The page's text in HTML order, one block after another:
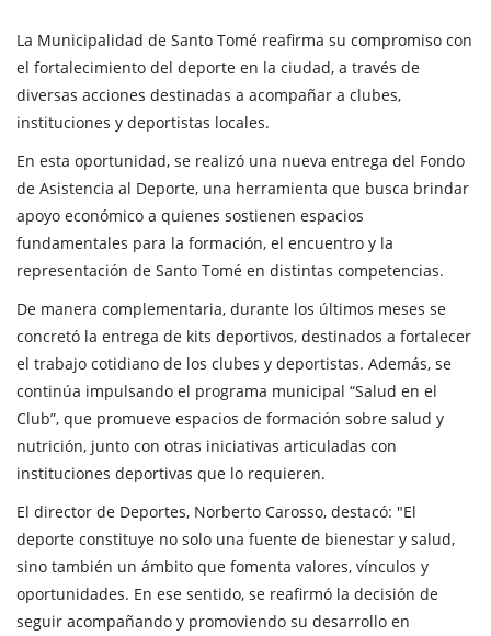
La Municipalidad de Santo Tomé reafirma su compromiso con
el fortalecimiento del deporte en la ciudad, a través de
diversas acciones destinadas a acompañar a clubes,
instituciones y deportistas locales.
En esta oportunidad, se realizó una nueva entrega del Fondo
de Asistencia al Deporte, una herramienta que busca brindar
apoyo económico a quienes sostienen espacios
fundamentales para la formación, el encuentro y la
representación de Santo Tomé en distintas competencias.
De manera complementaria, durante los últimos meses se
concretó la entrega de kits deportivos, destinados a fortalecer
el trabajo cotidiano de los clubes y deportistas. Además, se
continúa impulsando el programa municipal “Salud en el
Club”, que promueve espacios de formación sobre salud y
nutrición, junto con otras iniciativas articuladas con
instituciones deportivas que lo requieren.
El director de Deportes, Norberto Carosso, destacó: "El
deporte constituye no solo una fuente de bienestar y salud,
sino también un ámbito que fomenta valores, vínculos y
oportunidades. En ese sentido, se reafirmó la decisión de
seguir acompañando y promoviendo su desarrollo en